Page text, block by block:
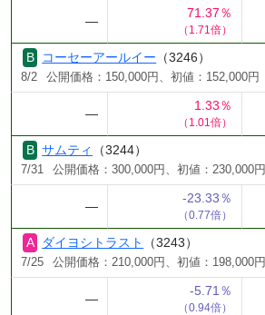
―
71.37％
（1.71倍）
コーセーアールイー （3246）
8/2 公開価格：150,000円、初値：152,000円
―
1.33％
（1.01倍）
サムティ （3244）
7/31 公開価格：300,000円、初値：230,000円
―
-23.33％
（0.77倍）
ダイヨシトラスト （3243）
7/25 公開価格：210,000円、初値：198,000円
―
-5.71％
（0.94倍）